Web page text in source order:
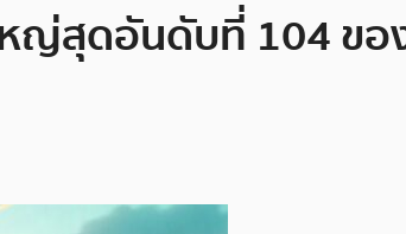
ญ่สุดอันดับที่ 104 ขอ